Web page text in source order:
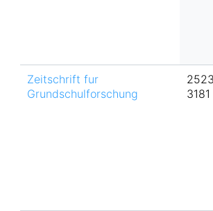
Zeitschrift fur
Grundschulforschung
3181